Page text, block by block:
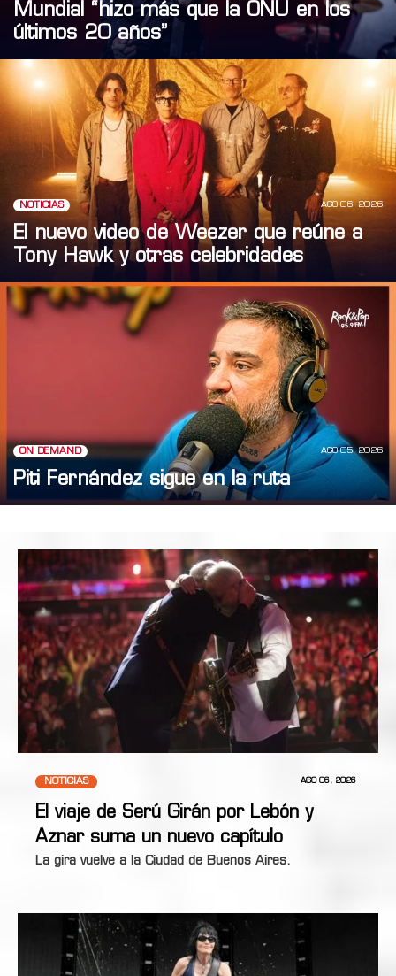
Mundial “hizo más que la ONU en los
últimos 20 años”
NOTICIAS AGO 06, 2026
El nuevo video de Weezer que reúne a
Tony Hawk y otras celebridades
ON DEMAND AGO 05, 2026
Piti Fernández sigue en la ruta
NOTICIAS AGO 06, 2026
El viaje de Serú Girán por Lebón y
Aznar suma un nuevo capítulo
La gira vuelve a la Ciudad de Buenos Aires.